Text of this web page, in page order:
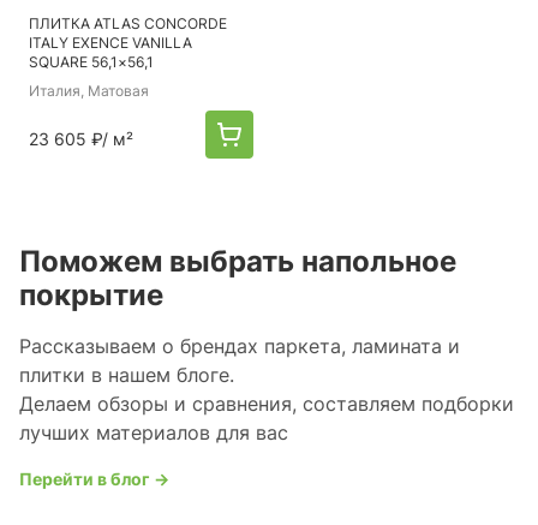
ПЛИТКА ATLAS CONCORDE
ITALY EXENCE VANILLA
SQUARE 56,1×56,1
Италия, Матовая
23 605 ₽/ м²
Поможем выбрать напольное
покрытие
Рассказываем о брендах паркета, ламината и
плитки в нашем блоге.
Делаем обзоры и сравнения, составляем подборки
лучших материалов для вас
Перейти в блог →